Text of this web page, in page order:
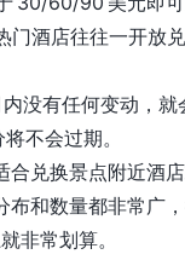
酒店往往一开放
内没有任何变动，
不会过期。
合兑换景点附近酒
布和数量都非常广
非常划算。